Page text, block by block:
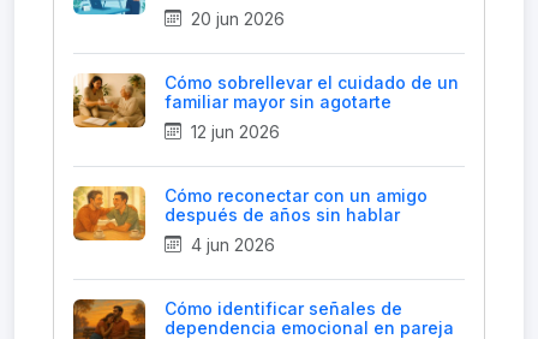
20 jun 2026
Cómo sobrellevar el cuidado de un
familiar mayor sin agotarte
12 jun 2026
Cómo reconectar con un amigo
después de años sin hablar
4 jun 2026
Cómo identificar señales de
dependencia emocional en pareja